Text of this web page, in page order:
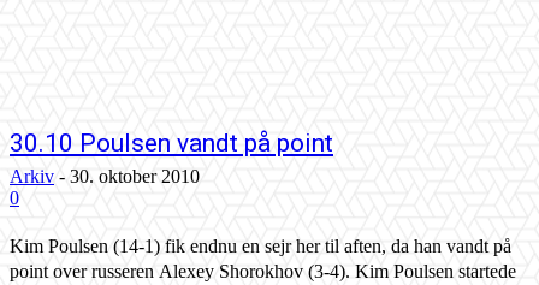
30.10 Poulsen vandt på point
Arkiv - 30. oktober 2010
0
Kim Poulsen (14-1) fik endnu en sejr her til aften, da han vandt på
point over russeren Alexey Shorokhov (3-4). Kim Poulsen startede